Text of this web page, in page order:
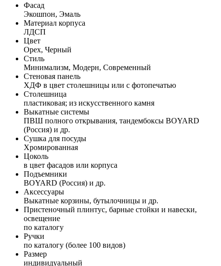
Фасад
Экошпон, Эмаль
Материал корпуса
ЛДСП
Цвет
Орех, Черный
Стиль
Минимализм, Модерн, Современный
Стеновая панель
ХДФ в цвет столешницы или с фотопечатью
Столешница
пластиковая; из искусственного камня
Выкатные системы
ПВШ полного открывания, тандембоксы BOYARD
(Россия) и др.
Сушка для посуды
Хромированная
Цоколь
в цвет фасадов или корпуса
Подъемники
BOYARD (Россия) и др.
Аксессуары
Выкатные корзины, бутылочницы и др.
Пристеночный плинтус, барные стойки и навески,
освещение
по каталогу
Ручки
по каталогу (более 100 видов)
Размер
индивидуальный